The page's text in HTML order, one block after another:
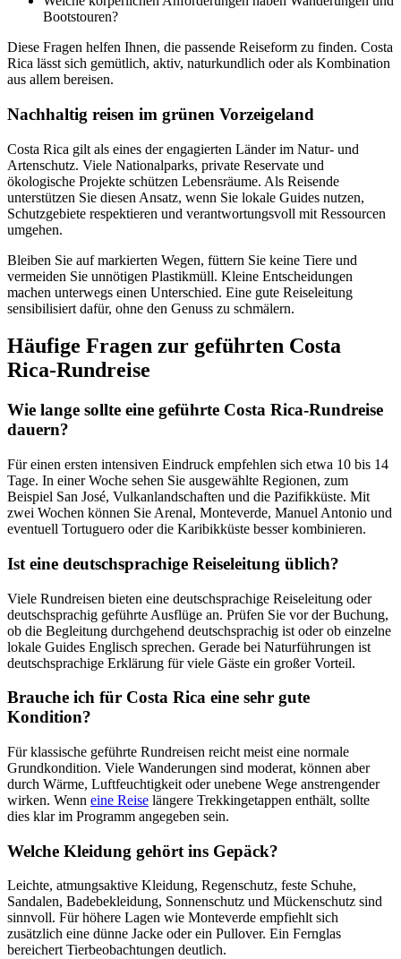
Bootstouren?
Diese Fragen helfen Ihnen, die passende Reiseform zu finden. Costa
Rica lässt sich gemütlich, aktiv, naturkundlich oder als Kombination
aus allem bereisen.
Nachhaltig reisen im grünen Vorzeigeland
Costa Rica gilt als eines der engagierten Länder im Natur- und
Artenschutz. Viele Nationalparks, private Reservate und
ökologische Projekte schützen Lebensräume. Als Reisende
unterstützen Sie diesen Ansatz, wenn Sie lokale Guides nutzen,
Schutzgebiete respektieren und verantwortungsvoll mit Ressourcen
umgehen.
Bleiben Sie auf markierten Wegen, füttern Sie keine Tiere und
vermeiden Sie unnötigen Plastikmüll. Kleine Entscheidungen
machen unterwegs einen Unterschied. Eine gute Reiseleitung
sensibilisiert dafür, ohne den Genuss zu schmälern.
Häufige Fragen zur geführten Costa
Rica-Rundreise
Wie lange sollte eine geführte Costa Rica-Rundreise
dauern?
Für einen ersten intensiven Eindruck empfehlen sich etwa 10 bis 14
Tage. In einer Woche sehen Sie ausgewählte Regionen, zum
Beispiel San José, Vulkanlandschaften und die Pazifikküste. Mit
zwei Wochen können Sie Arenal, Monteverde, Manuel Antonio und
eventuell Tortuguero oder die Karibikküste besser kombinieren.
Ist eine deutschsprachige Reiseleitung üblich?
Viele Rundreisen bieten eine deutschsprachige Reiseleitung oder
deutschsprachig geführte Ausflüge an. Prüfen Sie vor der Buchung,
ob die Begleitung durchgehend deutschsprachig ist oder ob einzelne
lokale Guides Englisch sprechen. Gerade bei Naturführungen ist
deutschsprachige Erklärung für viele Gäste ein großer Vorteil.
Brauche ich für Costa Rica eine sehr gute
Kondition?
Für klassische geführte Rundreisen reicht meist eine normale
Grundkondition. Viele Wanderungen sind moderat, können aber
durch Wärme, Luftfeuchtigkeit oder unebene Wege anstrengender
wirken. Wenn eine Reise längere Trekkingetappen enthält, sollte
dies klar im Programm angegeben sein.
Welche Kleidung gehört ins Gepäck?
Leichte, atmungsaktive Kleidung, Regenschutz, feste Schuhe,
Sandalen, Badebekleidung, Sonnenschutz und Mückenschutz sind
sinnvoll. Für höhere Lagen wie Monteverde empfiehlt sich
zusätzlich eine dünne Jacke oder ein Pullover. Ein Fernglas
bereichert Tierbeobachtungen deutlich.